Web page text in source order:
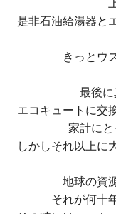
是非石油給湯器と
きっとウ
最後に
エコキュートに交
家計にと
しかしそれ以上に
地球の資
それが何十